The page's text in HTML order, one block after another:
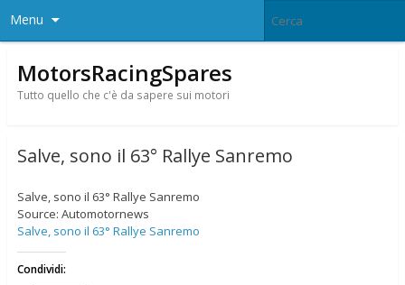
Menu
MotorsRacingSpares
Tutto quello che c'è da sapere sui motori
Salve, sono il 63° Rallye Sanremo
Salve, sono il 63° Rallye Sanremo
Source: Automotornews
Salve, sono il 63° Rallye Sanremo
Condividi: